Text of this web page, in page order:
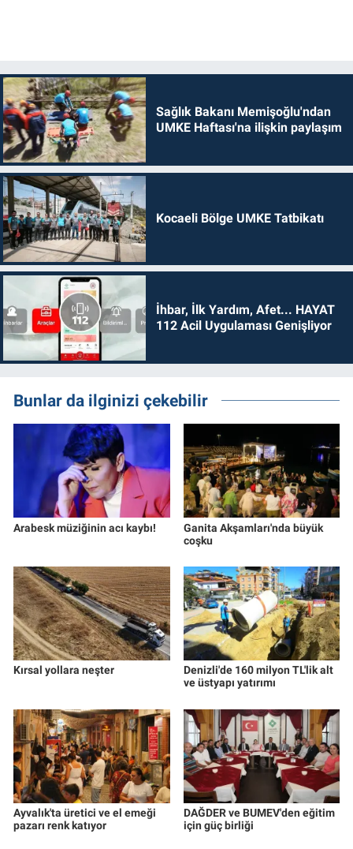
Sağlık Bakanı Memişoğlu'ndan
UMKE Haftası'na ilişkin paylaşım
Kocaeli Bölge UMKE Tatbikatı
İhbar, İlk Yardım, Afet... HAYAT
112 Acil Uygulaması Genişliyor
Bunlar da ilginizi çekebilir
Arabesk müziğinin acı kaybı!
Ganita Akşamları'nda büyük
coşku
Kırsal yollara neşter
Denizli'de 160 milyon TL'lik alt
ve üstyapı yatırımı
Ayvalık'ta üretici ve el emeği
pazarı renk katıyor
DAĞDER ve BUMEV'den eğitim
için güç birliği